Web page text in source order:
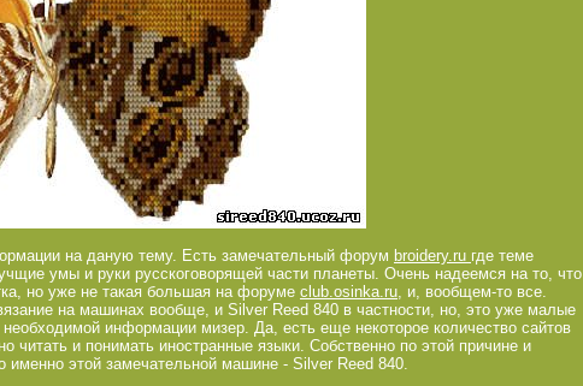
на даную тему. Есть замечательный форум broidery.ru где теме
умы и руки русскоговорящей части планеты. Очень надеемся на то, что
но уже не такая большая на форуме club.osinka.ru, и, вообщем-то все.
на машинах вообще, и Silver Reed 840 в частности, но, это уже малые
информации мизер. Да, есть еще некоторое количество сайтов
и понимать иностранные языки. Собственно по этой причине и
именно этой замечательной машине - Silver Reed 840.